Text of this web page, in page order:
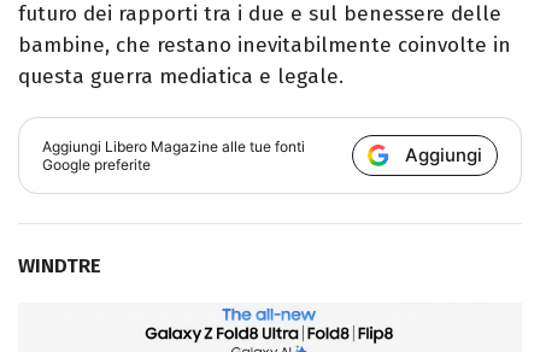
futuro dei rapporti tra i due e sul benessere delle
bambine, che restano inevitabilmente coinvolte in
questa guerra mediatica e legale.
Aggiungi Libero Magazine alle tue fonti
Google preferite
Aggiungi
WINDTRE